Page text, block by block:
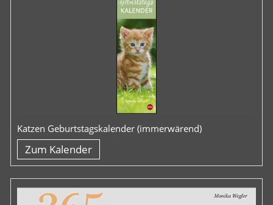
Katzen Geburtstagskalender (immerwärend)
Zum Kalender